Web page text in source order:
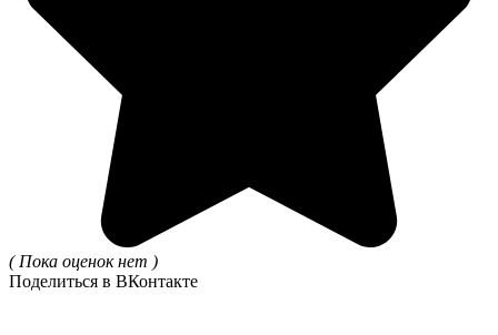
( Пока оценок нет )
Поделиться в ВКонтакте